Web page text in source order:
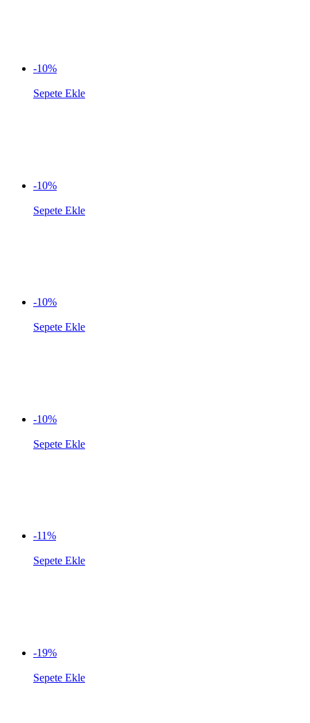
-10%
Sepete Ekle
-10%
Sepete Ekle
-10%
Sepete Ekle
-10%
Sepete Ekle
-11%
Sepete Ekle
-19%
Sepete Ekle